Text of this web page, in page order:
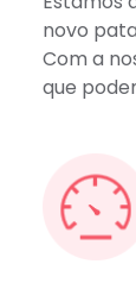
novo
Com a
que